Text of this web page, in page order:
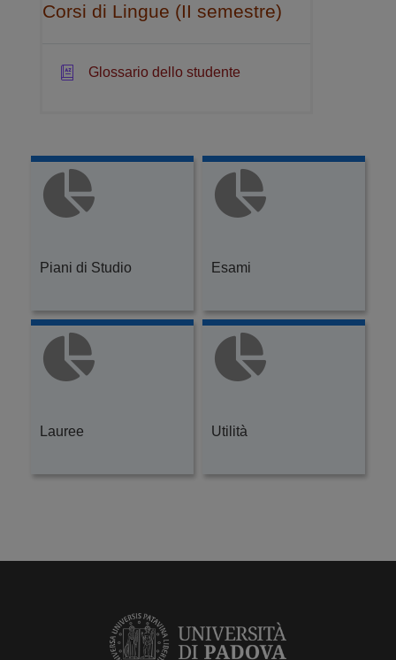
Corsi di Lingue (II semestre)
Glossario dello studente
Piani di Studio Esami
Lauree Utilità